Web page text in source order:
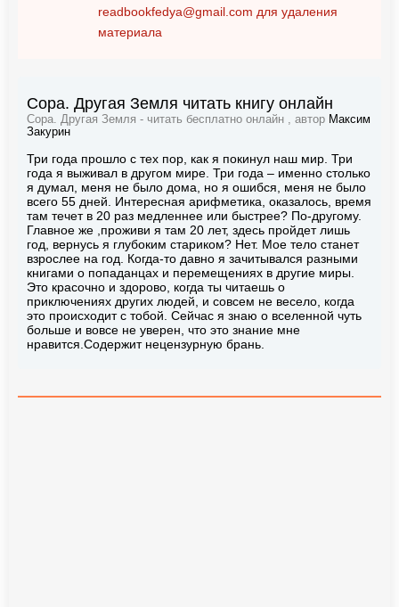
readbookfedya@gmail.com для удаления
материала
Сора. Другая Земля читать книгу онлайн
Сора. Другая Земля - читать бесплатно онлайн , автор Максим
Закурин
Три года прошло с тех пор, как я покинул наш мир. Три
года я выживал в другом мире. Три года – именно столько
я думал, меня не было дома, но я ошибся, меня не было
всего 55 дней. Интересная арифметика, оказалось, время
там течет в 20 раз медленнее или быстрее? По-другому.
Главное же ,проживи я там 20 лет, здесь пройдет лишь
год, вернусь я глубоким стариком? Нет. Мое тело станет
взрослее на год. Когда-то давно я зачитывался разными
книгами о попаданцах и перемещениях в другие миры.
Это красочно и здорово, когда ты читаешь о
приключениях других людей, и совсем не весело, когда
это происходит с тобой. Сейчас я знаю о вселенной чуть
больше и вовсе не уверен, что это знание мне
нравится.Содержит нецензурную брань.